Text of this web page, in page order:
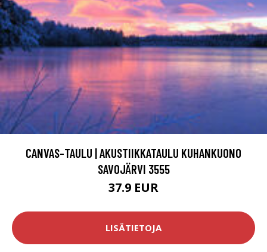
CANVAS-TAULU | AKUSTIIKKATAULU KUHANKUONO
SAVOJÄRVI 3555
37.9 EUR
LISÄTIETOJA